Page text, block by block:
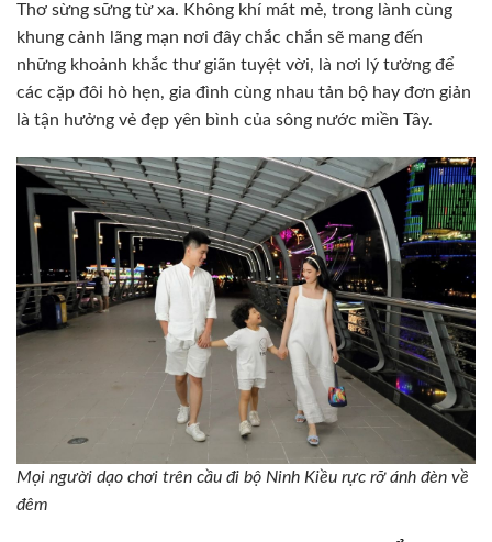
Thơ sừng sững từ xa. Không khí mát mẻ, trong lành cùng
khung cảnh lãng mạn nơi đây chắc chắn sẽ mang đến
những khoảnh khắc thư giãn tuyệt vời, là nơi lý tưởng để
các cặp đôi hò hẹn, gia đình cùng nhau tản bộ hay đơn giản
là tận hưởng vẻ đẹp yên bình của sông nước miền Tây.
Mọi người dạo chơi trên cầu đi bộ Ninh Kiều rực rỡ ánh đèn về
đêm